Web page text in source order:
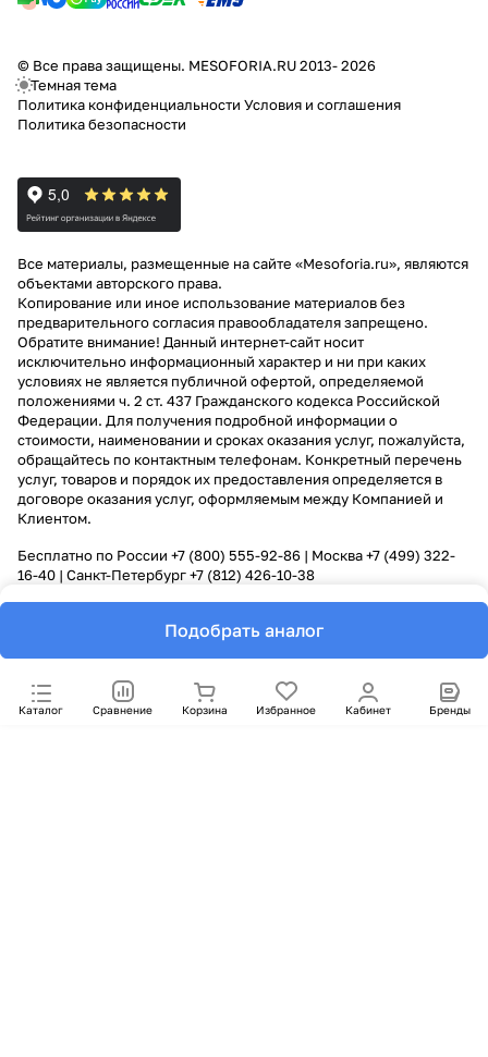
Подобрать аналог
Каталог Сравнение Корзина Избранное Кабинет Бренды
© Все права защищены. MESOFORIA.RU 2013- 2026
Темная тема
Политика конфиденциальности Условия и соглашения
Политика безопасности
Все материалы, размещенные на сайте «Mesoforia.ru», являются
объектами авторского права.
Копирование или иное использование материалов без
предварительного согласия правообладателя запрещено.
Обратите внимание! Данный интернет-сайт носит
исключительно информационный характер и ни при каких
условиях не является публичной офертой, определяемой
положениями ч. 2 ст. 437 Гражданского кодекса Российской
Федерации. Для получения подробной информации о
стоимости, наименовании и сроках оказания услуг, пожалуйста,
обращайтесь по контактным телефонам. Конкретный перечень
услуг, товаров и порядок их предоставления определяется в
договоре оказания услуг, оформляемым между Компанией и
Клиентом.
Бесплатно по России +7 (800) 555-92-86 | Москва+7 (499) 322-
16-40 | Санкт-Петербург+7 (812) 426-10-38